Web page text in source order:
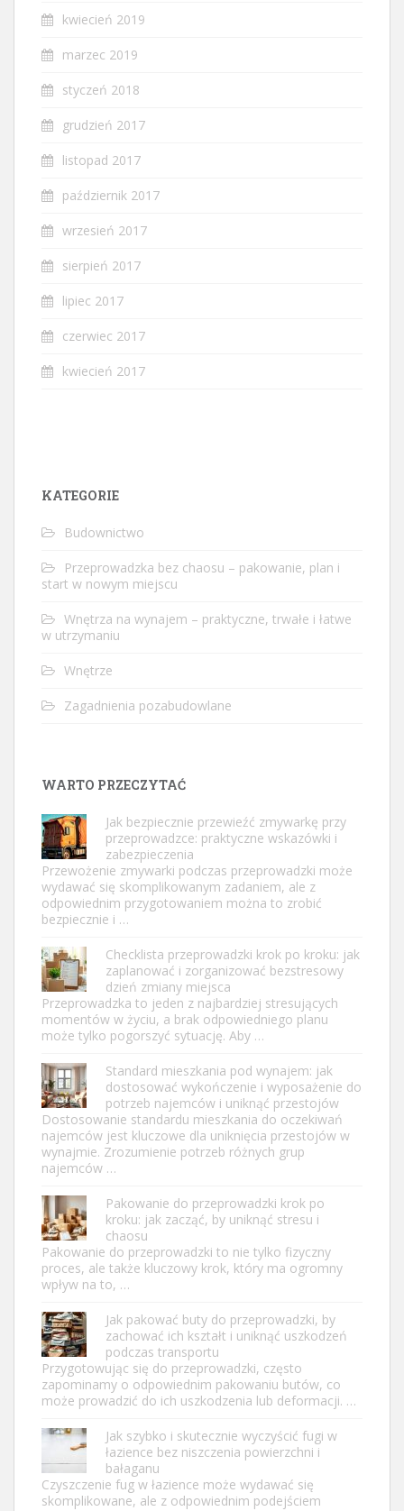
kwiecień 2019
marzec 2019
styczeń 2018
grudzień 2017
listopad 2017
październik 2017
wrzesień 2017
sierpień 2017
lipiec 2017
czerwiec 2017
kwiecień 2017
KATEGORIE
Budownictwo
Przeprowadzka bez chaosu – pakowanie, plan i
start w nowym miejscu
Wnętrza na wynajem – praktyczne, trwałe i łatwe
w utrzymaniu
Wnętrze
Zagadnienia pozabudowlane
WARTO PRZECZYTAĆ
Jak bezpiecznie przewieźć zmywarkę przy
przeprowadzce: praktyczne wskazówki i
zabezpieczenia
Przewożenie zmywarki podczas przeprowadzki może
wydawać się skomplikowanym zadaniem, ale z
odpowiednim przygotowaniem można to zrobić
bezpiecznie i …
Checklista przeprowadzki krok po kroku: jak
zaplanować i zorganizować bezstresowy
dzień zmiany miejsca
Przeprowadzka to jeden z najbardziej stresujących
momentów w życiu, a brak odpowiedniego planu
może tylko pogorszyć sytuację. Aby …
Standard mieszkania pod wynajem: jak
dostosować wykończenie i wyposażenie do
potrzeb najemców i uniknąć przestojów
Dostosowanie standardu mieszkania do oczekiwań
najemców jest kluczowe dla uniknięcia przestojów w
wynajmie. Zrozumienie potrzeb różnych grup
najemców …
Pakowanie do przeprowadzki krok po
kroku: jak zacząć, by uniknąć stresu i
chaosu
Pakowanie do przeprowadzki to nie tylko fizyczny
proces, ale także kluczowy krok, który ma ogromny
wpływ na to, …
Jak pakować buty do przeprowadzki, by
zachować ich kształt i uniknąć uszkodzeń
podczas transportu
Przygotowując się do przeprowadzki, często
zapominamy o odpowiednim pakowaniu butów, co
może prowadzić do ich uszkodzenia lub deformacji. …
Jak szybko i skutecznie wyczyścić fugi w
łazience bez niszczenia powierzchni i
bałaganu
Czyszczenie fug w łazience może wydawać się
skomplikowane, ale z odpowiednim podejściem